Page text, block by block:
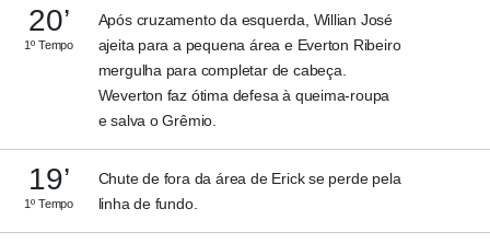
20’
1º Tempo
Após cruzamento da esquerda, Willian José
ajeita para a pequena área e Everton Ribeiro
mergulha para completar de cabeça.
Weverton faz ótima defesa à queima-roupa
e salva o Grêmio.
19’
1º Tempo
Chute de fora da área de Erick se perde pela
linha de fundo.